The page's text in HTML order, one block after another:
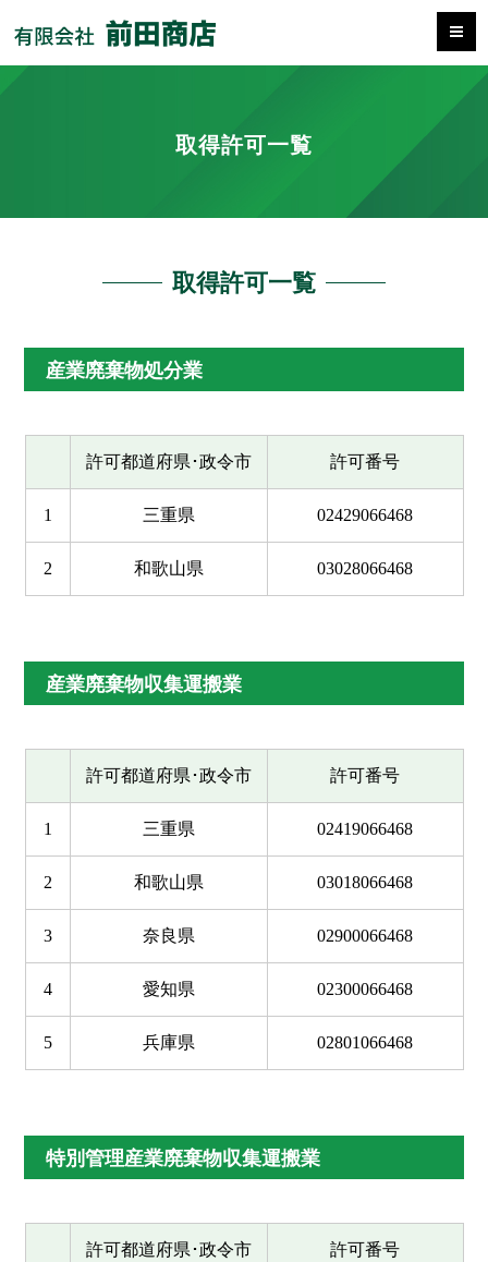
取得許可一覧
取得許可一覧
産業廃棄物処分業
許可都道府県･政令市 許可番号
1 三重県 02429066468
2 和歌山県 03028066468
産業廃棄物収集運搬業
許可都道府県･政令市 許可番号
1 三重県 02419066468
2 和歌山県 03018066468
3 奈良県 02900066468
4 愛知県 02300066468
5 兵庫県 02801066468
特別管理産業廃棄物収集運搬業
許可都道府県･政令市 許可番号